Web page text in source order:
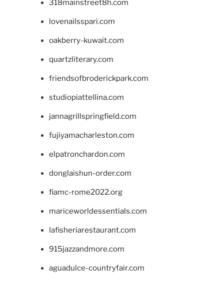
318mainstreet8h.com
lovenailsspari.com
oakberry-kuwait.com
quartzliterary.com
friendsofbroderickpark.com
studiopiattellina.com
jannagrillspringfield.com
fujiyamacharleston.com
elpatronchardon.com
donglaishun-order.com
fiamc-rome2022.org
mariceworldessentials.com
lafisheriarestaurant.com
915jazzandmore.com
aguadulce-countryfair.com